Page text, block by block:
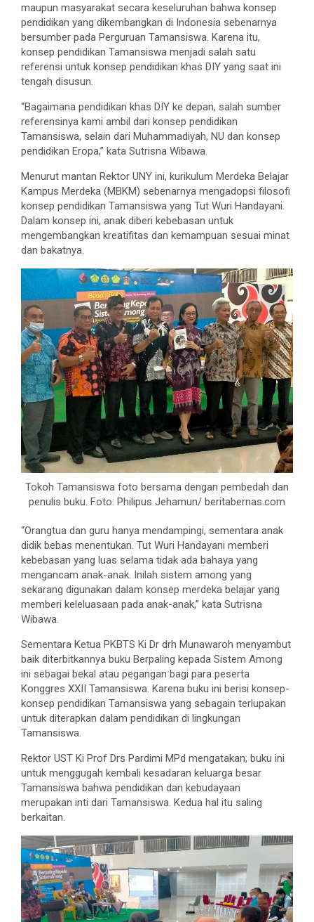
maupun masyarakat secara keseluruhan bahwa konsep
pendidikan yang dikembangkan di Indonesia sebenarnya
bersumber pada Perguruan Tamansiswa. Karena itu,
konsep pendidikan Tamansiswa menjadi salah satu
referensi untuk konsep pendidikan khas DIY yang saat ini
tengah disusun.
“Bagaimana pendidikan khas DIY ke depan, salah sumber
referensinya kami ambil dari konsep pendidikan
Tamansiswa, selain dari Muhammadiyah, NU dan konsep
pendidikan Eropa,” kata Sutrisna Wibawa.
Menurut mantan Rektor UNY ini, kurikulum Merdeka Belajar
Kampus Merdeka (MBKM) sebenarnya mengadopsi filosofi
konsep pendidikan Tamansiswa yang Tut Wuri Handayani.
Dalam konsep ini, anak diberi kebebasan untuk
mengembangkan kreatifitas dan kemampuan sesuai minat
dan bakatnya.
Tokoh Tamansiswa foto bersama dengan pembedah dan
penulis buku. Foto: Philipus Jehamun/ beritabernas.com
“Orangtua dan guru hanya mendampingi, sementara anak
didik bebas menentukan. Tut Wuri Handayani memberi
kebebasan yang luas selama tidak ada bahaya yang
mengancam anak-anak. Inilah sistem among yang
sekarang digunakan dalam konsep merdeka belajar yang
memberi keleluasaan pada anak-anak,” kata Sutrisna
Wibawa.
Sementara Ketua PKBTS Ki Dr drh Munawaroh menyambut
baik diterbitkannya buku Berpaling kepada Sistem Among
ini sebagai bekal atau pegangan bagi para peserta
Konggres XXII Tamansiswa. Karena buku ini berisi konsep-
konsep pendidikan Tamansiswa yang sebagain terlupakan
untuk diterapkan dalam pendidikan di lingkungan
Tamansiswa.
Rektor UST Ki Prof Drs Pardimi MPd mengatakan, buku ini
untuk menggugah kembali kesadaran keluarga besar
Tamansiswa bahwa pendidikan dan kebudayaan
merupakan inti dari Tamansiswa. Kedua hal itu saling
berkaitan.